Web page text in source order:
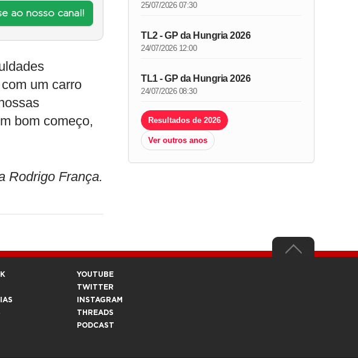
ao nosso canal!
um carro
bom começo,
Rodrigo França.
25/07/2026 07:30
TL2 - GP da Hungria 2026
24/07/2026 12:00
TL1 - GP da Hungria 2026
24/07/2026 08:30
Resultados de 2026
Ver outros anos
YOUTUBE
TWITTER
INSTAGRAM
THREADS
PODCAST